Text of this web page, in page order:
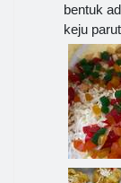
bentuk
keju